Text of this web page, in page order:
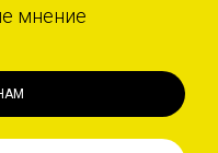
мнение